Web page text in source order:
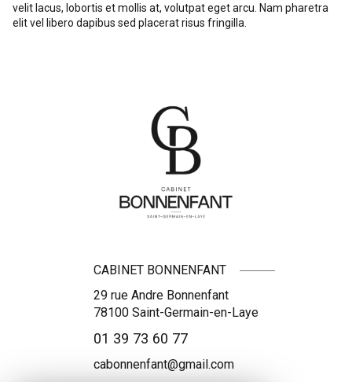
velit lacus, lobortis et mollis at, volutpat eget arcu. Nam pharetra
elit vel libero dapibus sed placerat risus fringilla.
CABINET BONNENFANT
29 rue Andre Bonnenfant
78100 Saint-Germain-en-Laye
01 39 73 60 77
cabonnenfant@gmail.com